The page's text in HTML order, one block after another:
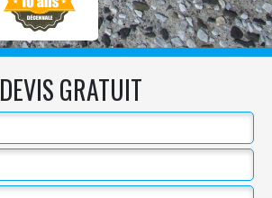
DEVIS GRATUIT